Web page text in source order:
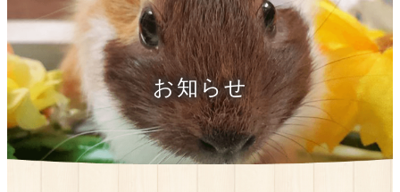
お知らせ